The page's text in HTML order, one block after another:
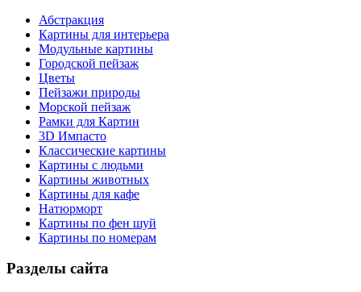
Абстракция
Картины для интерьера
Модульные картины
Городской пейзаж
Цветы
Пейзажи природы
Морской пейзаж
Рамки для Картин
3D Импасто
Классические картины
Картины с людьми
Картины животных
Картины для кафе
Натюрморт
Картины по фен шуй
Картины по номерам
Разделы сайта